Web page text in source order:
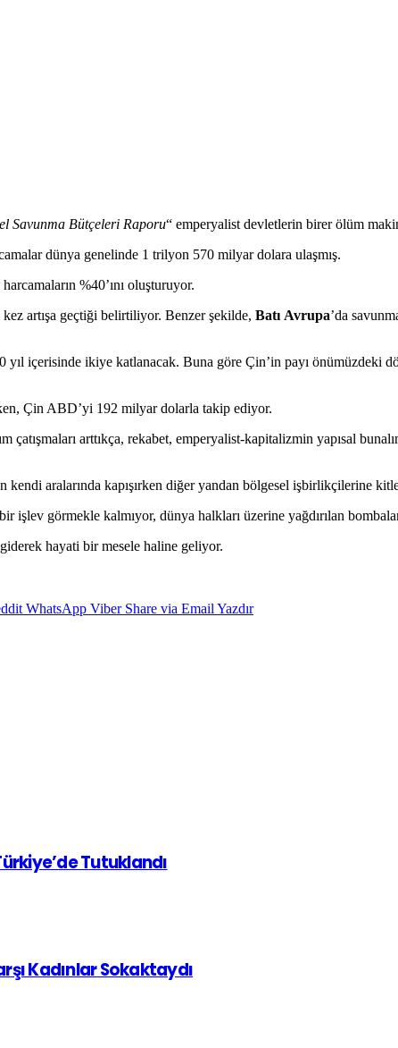
Savunma Bütçeleri Raporu“ emperyalist devletlerin birer ölüm
dünya genelinde 1 trilyon 570 milyar dolara ulaşmış.
%40’ını oluşturuyor.
artışa geçtiği belirtiliyor. Benzer şekilde, Batı Avrupa’da
yıl içerisinde ikiye katlanacak. Buna göre Çin’in payı önümüzdeki
Çin ABD’yi 192 milyar dolarla takip ediyor.
çatışmaları arttıkça, rekabet, emperyalist-kapitalizmin yapısal
aralarında kapışırken diğer yandan bölgesel işbirlikçilerine
işlev görmekle kalmıyor, dünya halkları üzerine yağdırılan
hayati bir mesele haline geliyor.
WhatsApp Viber Share via Email Yazdır
Tutuklandı
Kadınlar Sokaktaydı